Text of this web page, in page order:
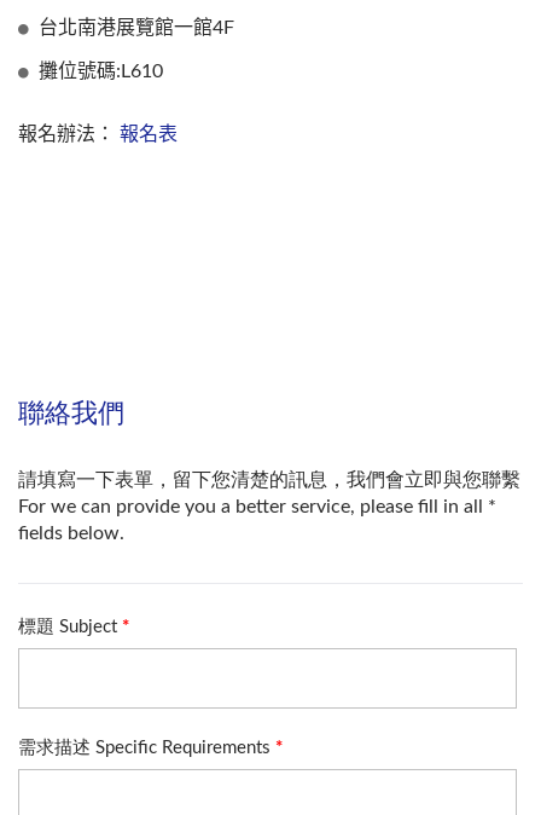
台北南港展覽館一館4F
攤位號碼:L610
報名辦法： 報名表